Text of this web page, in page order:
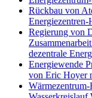
Rückbau von
Regierung von
dezentrale
Energiewende
von Eric Hoyer